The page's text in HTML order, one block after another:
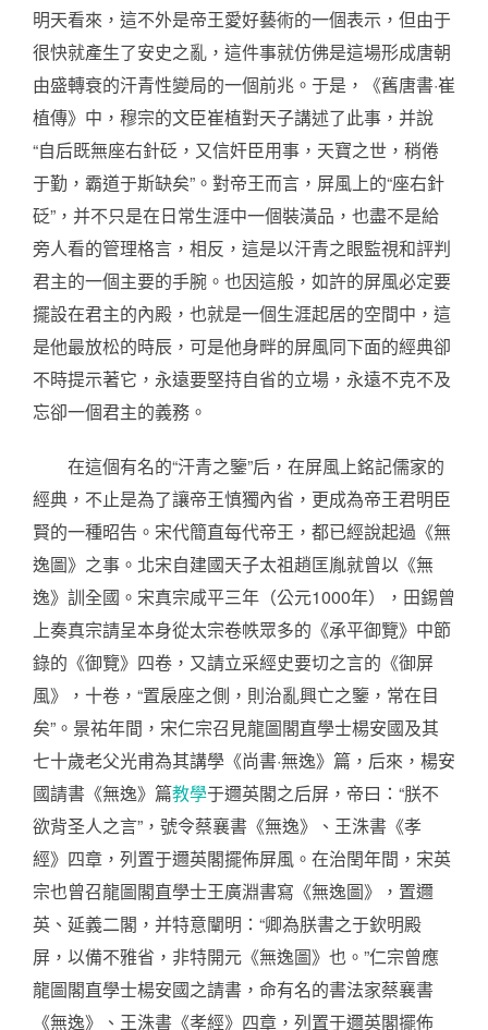
明天看來，這不外是帝王愛好藝術的一個表示，但由于
很快就產生了安史之亂，這件事就仿佛是這場形成唐朝
由盛轉衰的汗青性變局的一個前兆。于是，《舊唐書·崔
植傳》中，穆宗的文臣崔植對天子講述了此事，并說
“自后既無座右針砭，又信奸臣用事，天寶之世，稍倦
于勤，霸道于斯缺矣”。對帝王而言，屏風上的“座右針
砭”，并不只是在日常生涯中一個裝潢品，也盡不是給
旁人看的管理格言，相反，這是以汗青之眼監視和評判
君主的一個主要的手腕。也因這般，如許的屏風必定要
擺設在君主的內殿，也就是一個生涯起居的空間中，這
是他最放松的時辰，可是他身畔的屏風同下面的經典卻
不時提示著它，永遠要堅持自省的立場，永遠不克不及
忘卻一個君主的義務。
在這個有名的“汗青之鑒”后，在屏風上銘記儒家的
經典，不止是為了讓帝王慎獨內省，更成為帝王君明臣
賢的一種昭告。宋代簡直每代帝王，都已經說起過《無
逸圖》之事。北宋自建國天子太祖趙匡胤就曾以《無
逸》訓全國。宋真宗咸平三年（公元1000年），田錫曾
上奏真宗請呈本身從太宗卷帙眾多的《承平御覽》中節
錄的《御覽》四卷，又請立采經史要切之言的《御屏
風》，十卷，“置扆座之側，則治亂興亡之鑒，常在目
矣”。景祐年間，宋仁宗召見龍圖閣直學士楊安國及其
七十歲老父光甫為其講學《尚書·無逸》篇，后來，楊安
國請書《無逸》篇教學于邇英閣之后屏，帝曰：“朕不
欲背圣人之言”，號令蔡襄書《無逸》、王洙書《孝
經》四章，列置于邇英閣擺佈屏風。在治閏年間，宋英
宗也曾召龍圖閣直學士王廣淵書寫《無逸圖》，置邇
英、延義二閣，并特意闡明：“卿為朕書之于欽明殿
屏，以備不雅省，非特開元《無逸圖》也。”仁宗曾應
龍圖閣直學士楊安國之請書，命有名的書法家蔡襄書
《無逸》、王洙書《孝經》四章，列置于邇英閣擺佈